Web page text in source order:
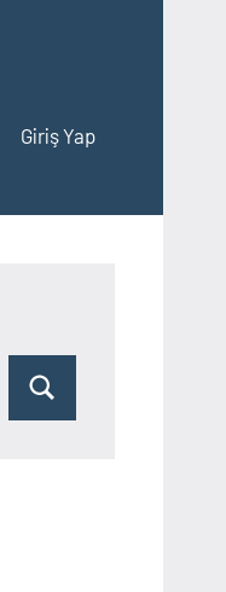
Giriş Yap
Ara